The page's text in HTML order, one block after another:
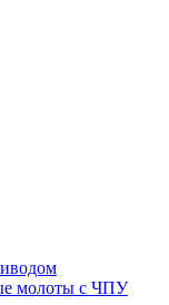
молоты с ЧПУ